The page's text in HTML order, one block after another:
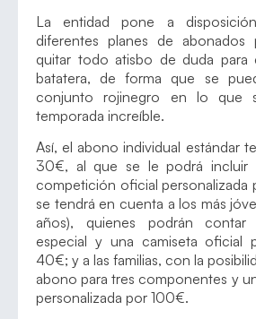
La entidad pone a
diferentes planes de abonados
quitar todo atisbo de duda para
batatera, de forma que se
conjunto rojinegro en lo que
temporada increíble.
Así, el abono individual estándar
30€, al que se le podrá incluir
competición oficial personalizada
se tendrá en cuenta a los más
años), quienes podrán
especial y una camiseta oficial
40€; y a las familias, con la
abono para tres componentes y
personalizada por 100€.